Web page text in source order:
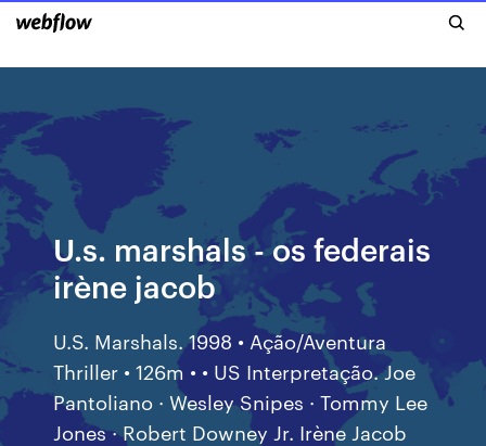
U.s. marshals - os federais
irène jacob
U.S. Marshals. 1998 • Ação/Aventura
Thriller • 126m • • US Interpretação. Joe
Pantoliano · Wesley Snipes · Tommy Lee
Jones · Robert Downey Jr. Irène Jacob